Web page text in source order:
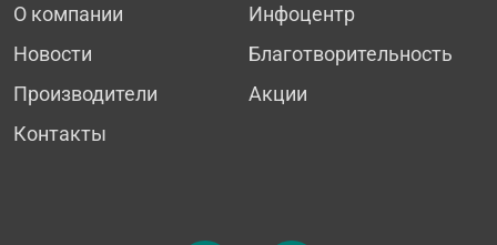
О компании
Новости
Производители
Контакты
Инфоцентр
Благотворительность
Акции